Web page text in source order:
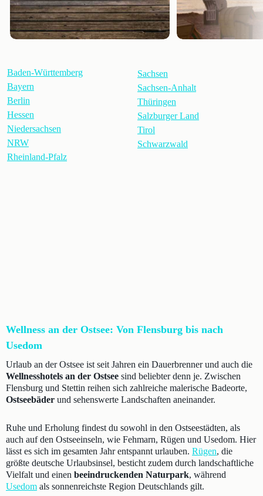
Baden-Württemberg
Bayern
Berlin
Hessen
Niedersachsen
NRW
Rheinland-Pfalz
Sachsen
Sachsen-Anhalt
Thüringen
Salzburger Land
Tirol
Schwarzwald
Wellness an der Ostsee: Von Flensburg bis nach
Usedom
Urlaub an der Ostsee ist seit Jahren ein Dauerbrenner und auch die
Wellnesshotels an der Ostsee sind beliebter denn je. Zwischen
Flensburg und Stettin reihen sich zahlreiche malerische Badeorte,
Ostseebäder und sehenswerte Landschaften aneinander.
Ruhe und Erholung findest du sowohl in den Ostseestädten, als
auch auf den Ostseeinseln, wie Fehmarn, Rügen und Usedom. Hier
lässt es sich im gesamten Jahr entspannt urlauben. Rügen, die
größte deutsche Urlaubsinsel, besticht zudem durch landschaftliche
Vielfalt und einen beeindruckenden Naturpark, während
Usedom als sonnenreichste Region Deutschlands gilt.